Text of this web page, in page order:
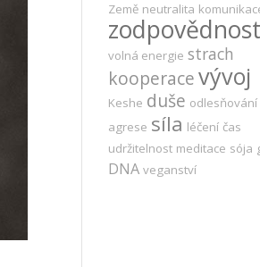
Země neutralita
zodpovědnost
volná energie strach
kooperacevývoj
Keshe duše odlesňování
agrese síla léčení čas
udržitelnost meditace sója
DNA veganství